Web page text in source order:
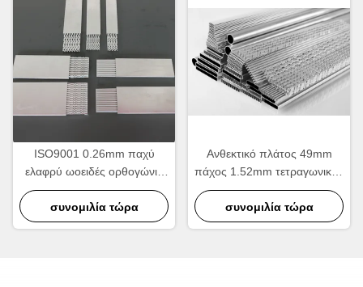
ISO9001 0.26mm παχύ
ελαφρύ ωοειδές ορθογώνιο
αργιλίου σωλήνων
θερμαντικών σωμάτων
συνομιλία τώρα
Ανθεκτικό πλάτος 49mm
πάχος 1.52mm τετραγωνικός
σωλήνας αργιλίου για το
θερμαντικό σώμα
αυτοκινήτων
συνομιλία τώρα